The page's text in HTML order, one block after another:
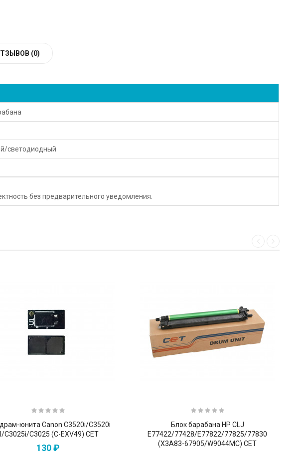
(0)
светодиодный
без предварительного уведомления.
юнита Canon C3520i/C3520i
III/C3025i/C3025 (C-EXV49) CET
130 ₽
Блок барабана HP CLJ
E77422/77428/E77822/77825/77830
(X3A83-67905/W9044MC) CET